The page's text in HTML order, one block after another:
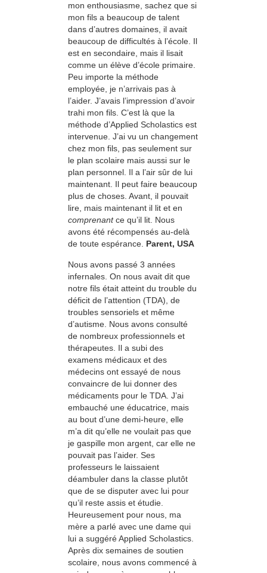
mon enthousiasme, sachez que si
mon fils a beaucoup de talent
dans d’autres domaines, il avait
beaucoup de difficultés à l’école. Il
est en secondaire, mais il lisait
comme un élève d’école primaire.
Peu importe la méthode
employée, je n’arrivais pas à
l’aider. J’avais l’impression d’avoir
trahi mon fils. C’est là que la
méthode d’Applied Scholastics est
intervenue. J’ai vu un changement
chez mon fils, pas seulement sur
le plan scolaire mais aussi sur le
plan personnel. Il a l’air sûr de lui
maintenant. Il peut faire beaucoup
plus de choses. Avant, il pouvait
lire, mais maintenant il lit et en
comprenantce qu’il lit. Nous
avons été récompensés au-delà
de toute espérance. Parent, USA
Nous avons passé 3 années
infernales. On nous avait dit que
notre fils était atteint du trouble du
déficit de l’attention (TDA), de
troubles sensoriels et même
d’autisme. Nous avons consulté
de nombreux professionnels et
thérapeutes. Il a subi des
examens médicaux et des
médecins ont essayé de nous
convaincre de lui donner des
médicaments pour le TDA. J’ai
embauché une éducatrice, mais
au bout d’une demi-heure, elle
m’a dit qu’elle ne voulait pas que
je gaspille mon argent, car elle ne
pouvait pas l’aider. Ses
professeurs le laissaient
déambuler dans la classe plutôt
que de se disputer avec lui pour
qu’il reste assis et étudie.
Heureusement pour nous, ma
mère a parlé avec une dame qui
lui a suggéré Applied Scholastics.
Après dix semaines de soutien
scolaire, nous avons commencé à